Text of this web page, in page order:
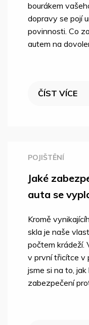
bourákem
dopravy se pojí
povinnosti. Co
autem na
ČÍST VÍCE
POJIŠTĚNÍ
Jaké
auta se
Kromě
skla je naše
počtem krádeží.
v první třicítce v
jsme si na to,
zabezpečení